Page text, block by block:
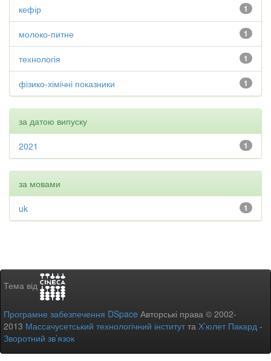
1
кефір
1
молоко-питне
1
технологія
1
фізико-хімічні показники
за датою випуску
1
2021
за мовами
1
uk
Тема від
Програмне забезпечення DSpace Авторські права © 2002-
2013 Массачусетський технологічний інститутта Х’юлет Пакард -
Зворотний зв’язок